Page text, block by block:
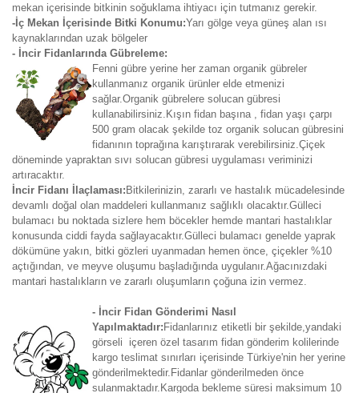
mekan içerisinde bitkinin soğuklama ihtiyacı için tutmanız gerekir.
-İç Mekan İçerisinde Bitki Konumu:Yarı gölge veya güneş alan ısı
kaynaklarından uzak bölgeler
- İncir Fidanlarında Gübreleme:
Fenni gübre yerine her zaman organik gübreler
kullanmanız organik ürünler elde etmenizi
sağlar.Organik gübrelere solucan gübresi
kullanabilirsiniz.Kışın fidan başına , fidan yaşı çarpı
500 gram olacak şekilde toz organik solucan gübresini
fidanının toprağına karıştırarak verebilirsiniz.Çiçek
döneminde yapraktan sıvı solucan gübresi uygulaması veriminizi
artıracaktır.
İncir Fidanı İlaçlaması: Bitkilerinizin, zararlı ve hastalık mücadelesinde
devamlı doğal olan maddeleri kullanmanız sağlıklı olacaktır.Gülleci
bulamacı bu noktada sizlere hem böcekler hemde mantari hastalıklar
konusunda ciddi fayda sağlayacaktır.Gülleci bulamacı genelde yaprak
dökümüne yakın, bitki gözleri uyanmadan hemen önce, çiçekler %10
açtığından, ve meyve oluşumu başladığında uygulanır.Ağacınızdaki
mantari hastalıkların ve zararlı oluşumların çoğuna izin vermez.
- İncir Fidan Gönderimi Nasıl
Yapılmaktadır: Fidanlarınız etiketli bir şekilde,yandaki
görseli içeren özel tasarım fidan gönderim kolilerinde
kargo teslimat sınırları içerisinde Türkiye'nin her yerine
gönderilmektedir.Fidanlar gönderilmeden önce
sulanmaktadır.Kargoda bekleme süresi maksimum 10